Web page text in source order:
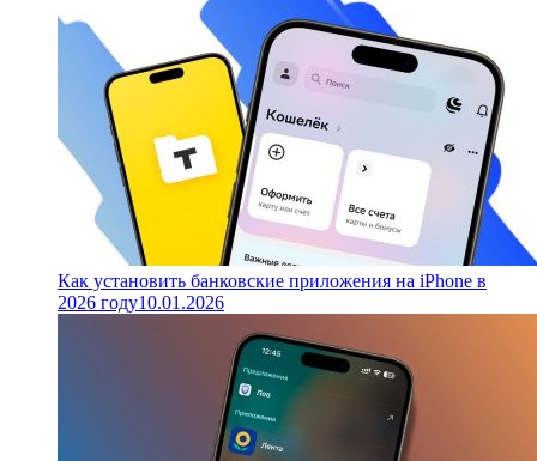
Как установить банковские приложения на iPhone в
2026 году10.01.2026